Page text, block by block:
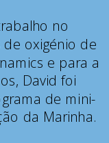
no
oxigénio de
e para a
David foi
de mini-
da Marinha.